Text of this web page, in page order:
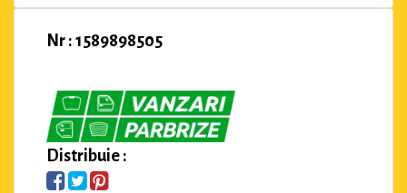
Nr : 1589898505
Distribuie :